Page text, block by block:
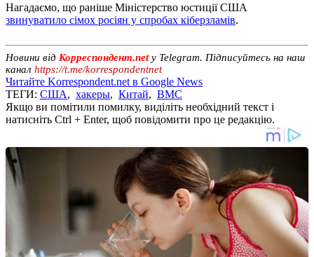
Нагадаємо, що раніше Міністерство юстиції США
звинуватило сімох росіян у спробах кіберзламів.
Новини від Корреспондент.netу Telegram. Підписуйтесь на наш
канал https://t.me/korrespondentnet
Читайте Korrespondent.net в Google News
ТЕГИ: США, хакеры, Китай, ВМС
Якщо ви помітили помилку, виділіть необхідний текст і
натисніть Ctrl + Enter, щоб повідомити про це редакцію.